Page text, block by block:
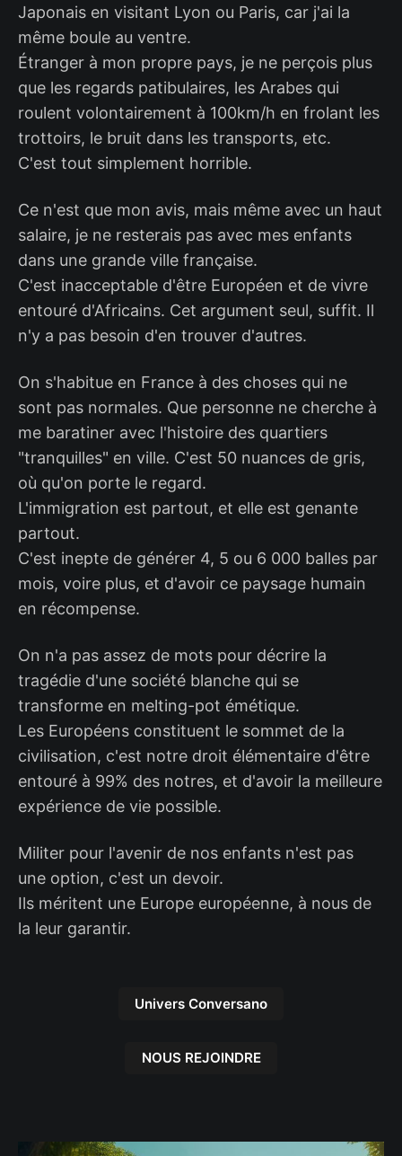
Japonais en visitant Lyon ou Paris, car j'ai la
même boule au ventre.
Étranger à mon propre pays, je ne perçois plus
que les regards patibulaires, les Arabes qui
roulent volontairement à 100km/h en frolant les
trottoirs, le bruit dans les transports, etc.
C'est tout simplement horrible.
Ce n'est que mon avis, mais même avec un haut
salaire, je ne resterais pas avec mes enfants
dans une grande ville française.
C'est inacceptable d'être Européen et de vivre
entouré d'Africains. Cet argument seul, suffit. Il
n'y a pas besoin d'en trouver d'autres.
On s'habitue en France à des choses qui ne
sont pas normales. Que personne ne cherche à
me baratiner avec l'histoire des quartiers
"tranquilles" en ville. C'est 50 nuances de gris,
où qu'on porte le regard.
L'immigration est partout, et elle est genante
partout.
C'est inepte de générer 4, 5 ou 6 000 balles par
mois, voire plus, et d'avoir ce paysage humain
en récompense.
On n'a pas assez de mots pour décrire la
tragédie d'une société blanche qui se
transforme en melting-pot émétique.
Les Européens constituent le sommet de la
civilisation, c'est notre droit élémentaire d'être
entouré à 99% des notres, et d'avoir la meilleure
expérience de vie possible.
Militer pour l'avenir de nos enfants n'est pas
une option, c'est un devoir.
Ils méritent une Europe européenne, à nous de
la leur garantir.
Univers Conversano
NOUS REJOINDRE